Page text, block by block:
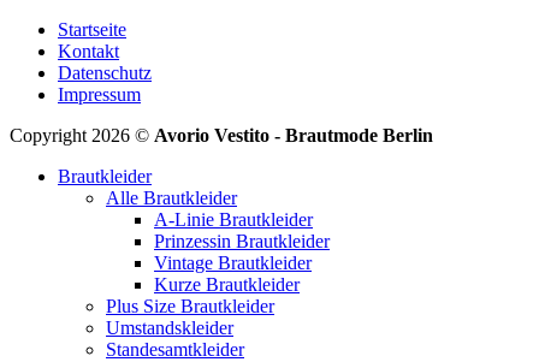
Startseite
Kontakt
Datenschutz
Impressum
Copyright 2026 © Avorio Vestito - Brautmode Berlin
Brautkleider
Alle Brautkleider
A-Linie Brautkleider
Prinzessin Brautkleider
Vintage Brautkleider
Kurze Brautkleider
Plus Size Brautkleider
Umstandskleider
Standesamtkleider